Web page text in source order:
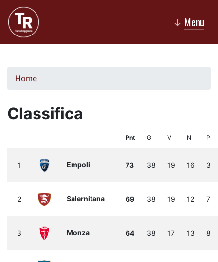
↓ Menu
Home
Classifica
Pnt G V N P
1 Empoli 73 38 19 16 3
2 Salernitana 69 38 19 12 7
3 Monza 64 38 17 13 8